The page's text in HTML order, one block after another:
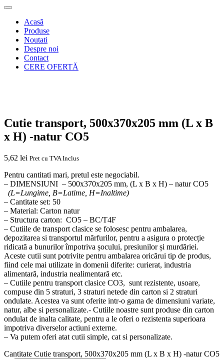
Acasă
Produse
Noutati
Despre noi
Contact
CERE OFERTĂ
Cutie transport, 500x370x205 mm (L x B
x H) -natur CO5
5,62 lei Pret cu TVA Inclus
Pentru cantitati mari, pretul este negociabil.
– DIMENSIUNI – 500x370x205 mm, (L x B x H) – natur CO5
(L=Lungime, B=Latime, H=Inaltime)
– Cantitate set: 50
– Material: Carton natur
– Structura carton: CO5 – BC/T4F
– Cutiile de transport clasice se folosesc pentru ambalarea,
depozitarea si transportul mărfurilor, pentru a asigura o protecție
ridicată a bunurilor împotriva șocului, presiunilor și murdăriei.
Aceste cutii sunt potrivite pentru ambalarea oricărui tip de produs,
fiind cele mai utilizate in domenii diferite: curierat, industria
alimentară, industria nealimentară etc.
– Cutiile pentru transport clasice CO3, sunt rezistente, usoare,
compuse din 5 straturi, 3 straturi netede din carton si 2 straturi
ondulate. Acestea va sunt oferite intr-o gama de dimensiuni variate,
natur, albe si personalizate.- Cutiile noastre sunt produse din carton
ondulat de inalta calitate, pentru a le oferi o rezistenta superioara
impotriva diverselor actiuni externe.
– Va putem oferi atat cutii simple, cat si personalizate.
Cantitate Cutie transport, 500x370x205 mm (L x B x H) -natur CO5